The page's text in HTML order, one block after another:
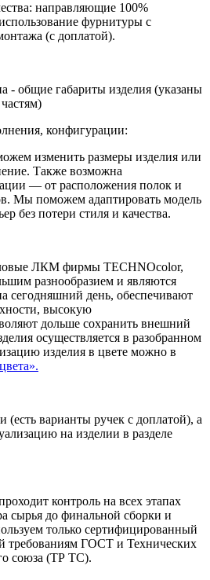
направляющие 100%
фурнитуры с
(с доплатой).
общие габариты изделия (указаны
конфигурации:
изменить размеры изделия или
Также возможна
— от расположения полок и
Мы поможем адаптировать модель
без потери стиля и качества.
ЛКМ фирмы TECHNOcolor,
разнообразием и являются
сегодняшний день, обеспечивают
высокую
дольше сохранить внешний
осуществляется в разобранном
изделия в цвете можно в
варианты ручек с доплатой), а
на изделии в разделе
контроль на всех этапах
сырья до финальной сборки и
только сертифицированный
требованиям ГОСТ и Технических
союза (ТР ТС).